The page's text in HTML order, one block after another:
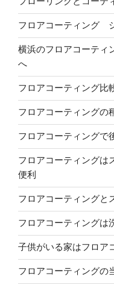
フロアコーティング
横浜のフロアコーティ
へ
フロアコーティング比
フロアコーティングの
フロアコーティングで
フロアコーティングは
便利
フロアコーティングと
フロアコーティングは
子供がいる家はフロア
フロアコーティングの